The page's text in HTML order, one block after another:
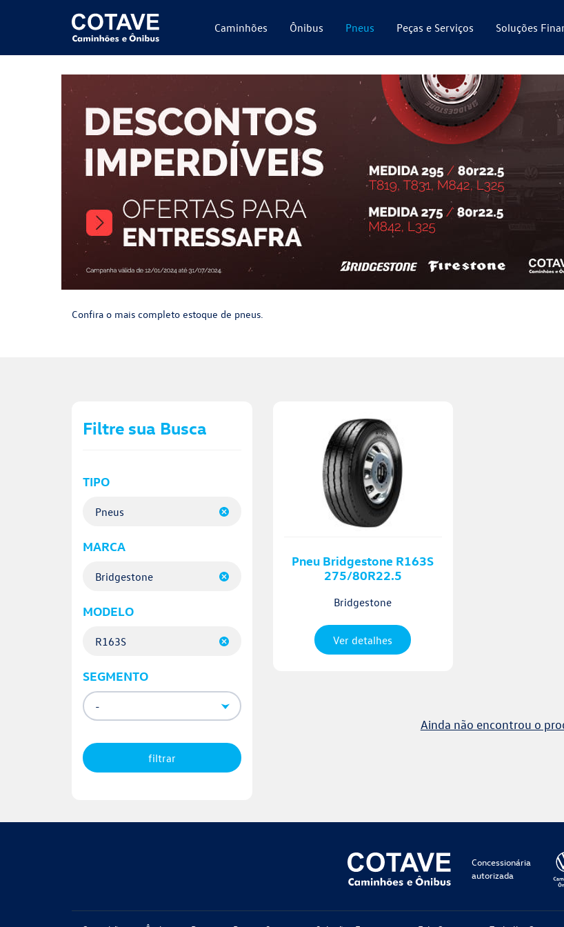
Caminhões Ônibus Pneus Peças e Serviços Soluções
Confira o mais completo estoque de pneus.
Filtre sua Busca
TIPO
Pneus
MARCA
Bridgestone
MODELO
R163S
SEGMENTO
filtrar
Pneu Bridgestone R163S
275/80R22.5
Bridgestone
Ver detalhes
Ainda não encontrou o
Concessionária
autorizada